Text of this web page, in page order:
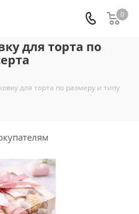
0
для торта по
для торта по размеру и типу